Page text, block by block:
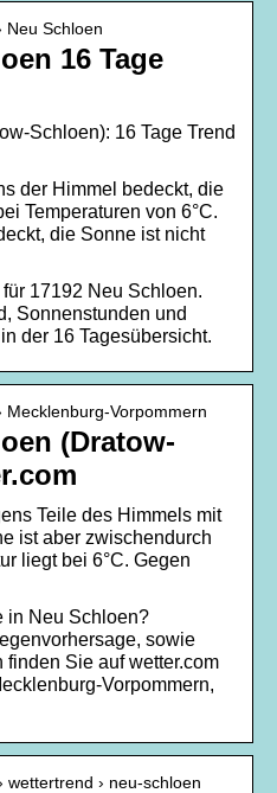
Neu Schloen
16 Tage
Schloen): 16 Tage Trend
der Himmel bedeckt, die
Temperaturen von 6°C.
die Sonne ist nicht
17192 Neu Schloen.
Sonnenstunden und
der 16 Tagesübersicht.
Mecklenburg-Vorpommern
(Dratow-
Teile des Himmels mit
ist aber zwischendurch
liegt bei 6°C. Gegen
in Neu Schloen?
sowie
Sie auf wetter.com
Vorpommern,
wettertrend › neu-schloen